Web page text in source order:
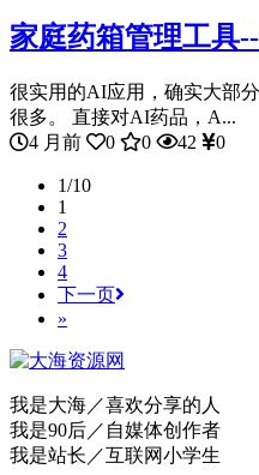
家庭药箱管理工具
很实用的AI应用，确实大部
很多。 直接对AI药品，A...
4 月前
0 0 42 0
1/10
1
2
3
4
下一页
»
我是大海／喜欢分享的人
我是90后／自媒体创作者
我是站长／互联网小学生